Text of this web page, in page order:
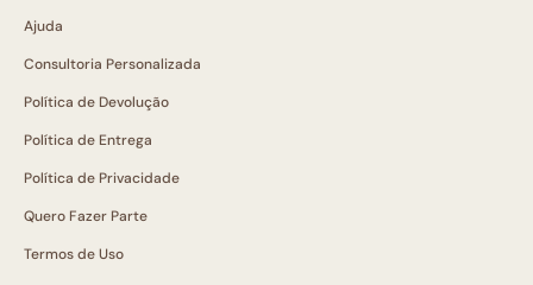
Ajuda
Consultoria Personalizada
Política de Devolução
Política de Entrega
Política de Privacidade
Quero Fazer Parte
Termos de Uso